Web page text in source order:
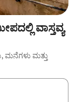
ವಾಸ್ತವ್ಯ
ಮನೆಗಳು ಮತ್ತು
ಕೀಲಿಗಳೊಂದಿಗೆ